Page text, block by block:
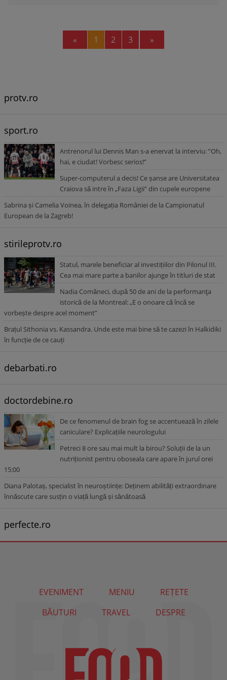
« Previous
1 2 3 »
protv.ro
sport.ro
Antrenorul lui Dennis Man s-a enervat la interviu: ”Oh,
hai, e ciudat! Vorbesc serios!”
Super-computerul a decis! Ce șanse are Universitatea
Craiova să intre în „Faza Ligii” din cupele europene
Sabrina și Camelia Voinea, în delegația României de la Campionatul
European de la Zagreb!
stirileprotv.ro
Statul, marele beneficiar al investițiilor din Pilonul III.
Cea mai mare parte a banilor ajunge în titluri de stat
Nadia Comăneci, după 50 de ani de la performanţa
istorică de la Montreal: „E o onoare că încă se
vorbește despre acel moment”
Brațul Sithonia vs. Kassandra. Unde este mai bine să te cazezi în Halkidiki
în funcție de ce cauți
debarbati.ro
doctordebine.ro
De ce fenomenul de brain fog se accentuează în zilele
caniculare? Explicațiile neurologului
Petreci 8 ore sau mai mult la birou? Soluții de la un
nutriționist pentru oboseala care apare în jurul orei
15:00
Diana Palotaș, specialist în neuroștiințe: Deținem abilități extraordinare
înnăscute care susțin o viață lungă și sănătoasă
perfecte.ro
EVENIMENT MENIU
REȚETE
BĂUTURI
TRAVEL DESPRE